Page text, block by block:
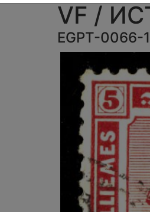
VF /
EGPT-0066-